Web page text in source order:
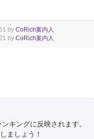
by CoRich案内人
by CoRich案内人
キングに反映されます。
ましょう！